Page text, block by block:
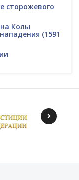
сторожевого
Колы
(1591